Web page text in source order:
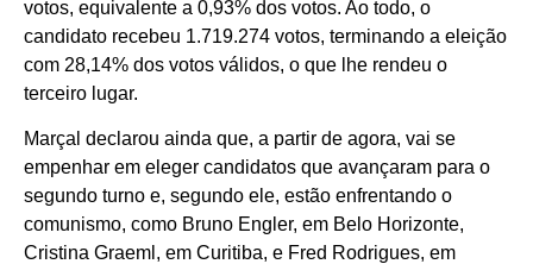
votos, equivalente a 0,93% dos votos. Ao todo, o
candidato recebeu 1.719.274 votos, terminando a eleição
com 28,14% dos votos válidos, o que lhe rendeu o
terceiro lugar.
Marçal declarou ainda que, a partir de agora, vai se
empenhar em eleger candidatos que avançaram para o
segundo turno e, segundo ele, estão enfrentando o
comunismo, como Bruno Engler, em Belo Horizonte,
Cristina Graeml, em Curitiba, e Fred Rodrigues, em